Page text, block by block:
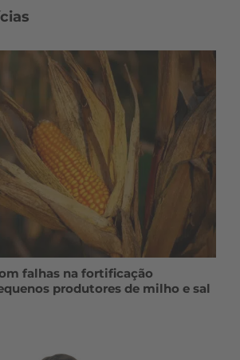
falhas na fortificação
produtores de milho e sal